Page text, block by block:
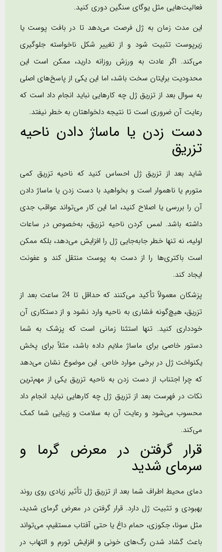
فعالیت‌هایی مثل یوگای سنگین دوری کنید.
این مدت زمان به ژل فرصت می‌دهد تا در بافت پوست یا
زیرپوست تثبیت شود و از تغییر شکل ناخواسته جلوگیری
می‌کند. اگر عادت به ورزش روزانه دارید، ممکن است این
محدودیت برایتان سخت باشد، اما این یکی از پاسخ‌های اصلی
به سوال بعد از تزریق ژل چه کارهایی نباید انجام داد است که
رعایت آن ضروری است تا نتیجه دلخواهتان به خطر نیفتد.
دست زدن یا ماساژ دادن ناحیه
تزریق
شاید بعد از تزریق ژل احساس کنید که ناحیه تزریق کمی
متورم یا ناهموار است و بخواهید با دست زدن یا ماساژ دادن
آن را بررسی یا اصلاح کنید، اما این کار می‌تواند عواقب جدی
داشته باشد. لمس کردن ناحیه تزریق، به‌خصوص در ساعات
اولیه، نه تنها خطر جابه‌جایی ژل را افزایش می‌دهد، بلکه ممکن
است باکتری‌ها را از دست به پوست منتقل کند و عفونت
ایجاد کند.
پزشکان معمولاً تأکید می‌کنند که حداقل تا 24 ساعت بعد از
تزریق، هیچ‌گونه فشاری به ناحیه وارد نشود و از دستکاری آن
خودداری کنید. تنها استثنا زمانی است که پزشک به شما
دستور خاصی برای ماساژ ملایم داده باشد، مثلاً برای پخش
یکنواخت ژل در برخی موارد خاص. این موضوع نشان می‌دهد
که چرا اجتناب از دست زدن به ناحیه تزریق یکی از مهم‌ترین
نکات در فهرست بعد از تزریق ژل چه کارهایی نباید انجام داد
محسوب می‌شود و رعایت آن به سلامت و زیبایی شما کمک
می‌کند.
قرار گرفتن در معرض گرما و
سرمای شدید
دمای محیط اطراف شما بعد از تزریق ژل تأثیر زیادی روی روند
بهبودی و تثبیت ژل دارد. قرار گرفتن در معرض گرمای شدید،
مثل سونا، جکوزی، حمام داغ یا حتی آفتاب مستقیم، می‌تواند
باعث گشاد شدن رگ‌های خونی و افزایش تورم و التهاب در